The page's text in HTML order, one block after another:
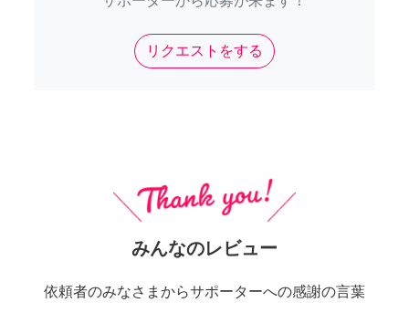
リクエストをする
みんなのレビュー
依頼者のみなさまからサポーターへの感謝の言葉